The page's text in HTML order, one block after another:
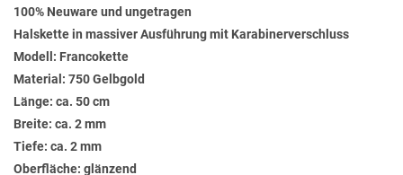
100% Neuware und ungetragen
Halskette in massiver Ausführung mit Karabinerverschluss
Modell: Francokette
Material: 750 Gelbgold
Länge: ca. 50 cm
Breite: ca. 2 mm
Tiefe: ca. 2 mm
Oberfläche: glänzend